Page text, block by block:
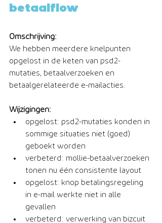
betaalflow
Omschrijving:
We hebben meerdere knelpunten
opgelost in de keten van psd2-
mutaties, betaalverzoeken en
betaalgerelateerde e-mailacties.
Wijzigingen:
opgelost: psd2-mutaties konden in
sommige situaties niet (goed)
geboekt worden
verbeterd: mollie-betaalverzoeken
tonen nu één consistente layout
opgelost: knop betalingsregeling
in e-mail werkte niet in alle
gevallen
verbeterd: verwerking van bizcuit